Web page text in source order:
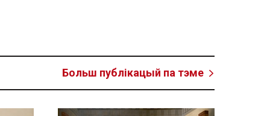
Больш публікацый па тэме